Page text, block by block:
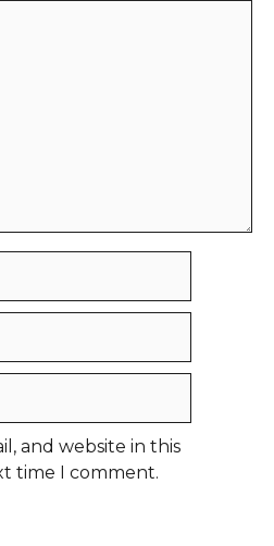
and website in this
time I comment.